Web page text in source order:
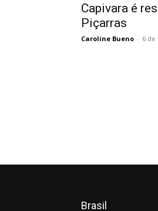
Capivara é
Piçarras
Caroline Bueno - 6 de
Brasil